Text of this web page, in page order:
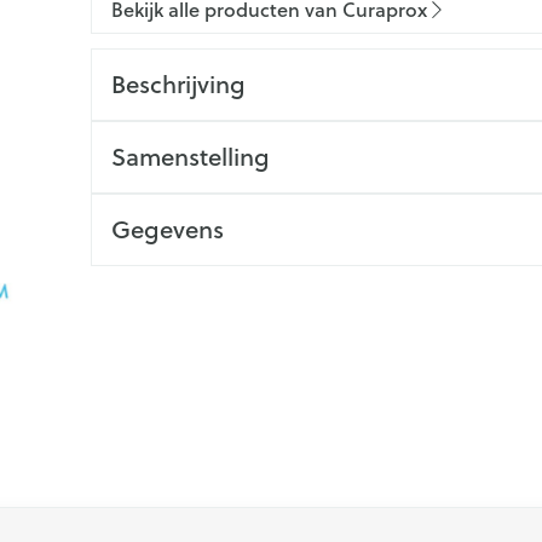
Bekijk alle producten van Curaprox
Beschrijving
Samenstelling
Gegevens